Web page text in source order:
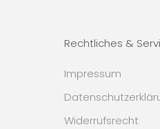
Rechtliches &
Impressum
Widerrufsrecht